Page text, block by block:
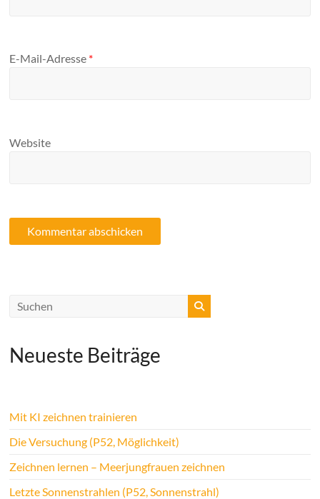
E-Mail-Adresse *
Website
Neueste Beiträge
Mit KI zeichnen trainieren
Die Versuchung (P52, Möglichkeit)
Zeichnen lernen – Meerjungfrauen zeichnen
Letzte Sonnenstrahlen (P52, Sonnenstrahl)